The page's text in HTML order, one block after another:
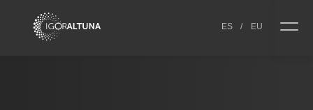
ES / EU